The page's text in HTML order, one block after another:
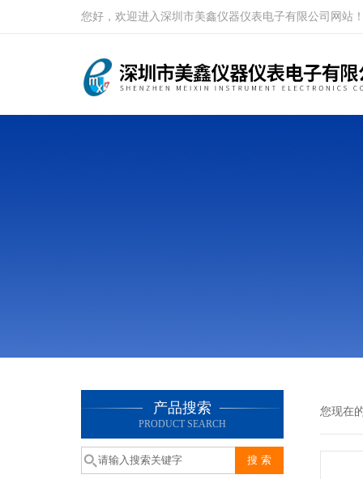
您好，欢迎进入深圳市美鑫仪器仪表电子有限公司网站
产品搜索
PRODUCT SEARCH
您现在